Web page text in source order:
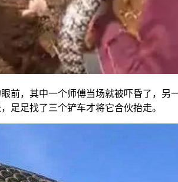
前，其中一个师傅当场就被吓昏了，
足足找了三个铲车才将它合伙抬走。